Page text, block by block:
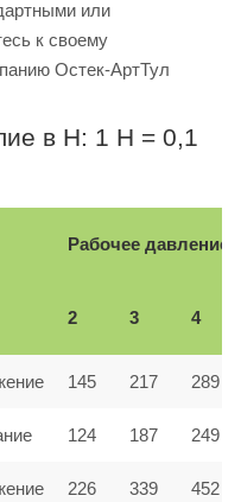
или
к своему
Остек-АртТул
в Н: 1 Н = 0,1
Рабочее давление,
2 3 4
145 217 289
124 187 249
226 339 452